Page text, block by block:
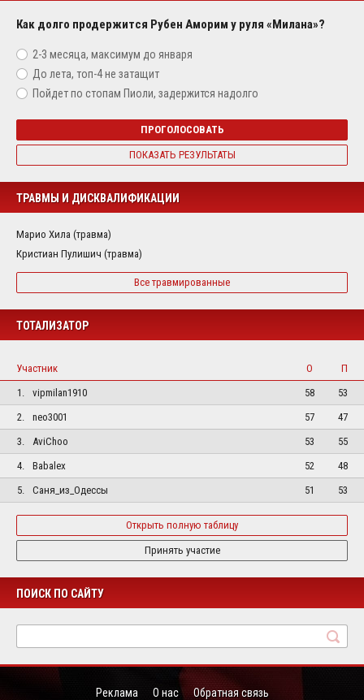
Как долго продержится Рубен Аморим у руля «Милана»?
2-3 месяца, максимум до января
До лета, топ-4 не затащит
Пойдет по стопам Пиоли, задержится надолго
ПРОГОЛОСОВАТЬ
ПОКАЗАТЬ РЕЗУЛЬТАТЫ
ТРАВМЫ И ДИСКВАЛИФИКАЦИИ
Марио Хила (травма)
Кристиан Пулишич (травма)
Все травмированные
ТОТАЛИЗАТОР
Участник О
П
1.
vipmilan1910 58
53
2.
neo3001 57
47
3.
AviChoo 53
55
4.
Babalex 52
48
5.
Саня_из_Одессы 51 53
Открыть полную таблицу
Принять участие
ПОИСК ПО САЙТУ
Реклама О нас Обратная связь